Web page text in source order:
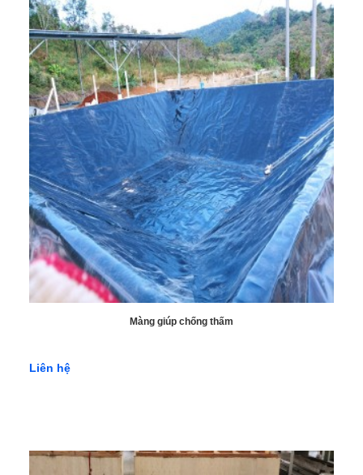
Màng giúp chống thấm
Liên hệ